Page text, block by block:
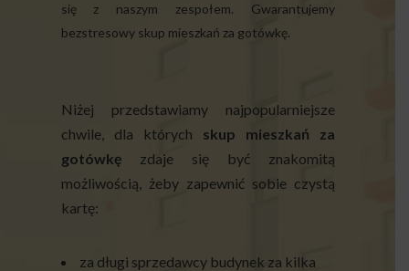
się z naszym zespołem. Gwarantujemy
bezstresowy skup mieszkań za gotówkę.
Niżej przedstawiamy najpopularniejsze
chwile, dla których skup mieszkań za
gotówkę zdaje się być znakomitą
możliwością, żeby zapewnić sobie czystą
kartę:
za długi sprzedawcy budynek za kilka